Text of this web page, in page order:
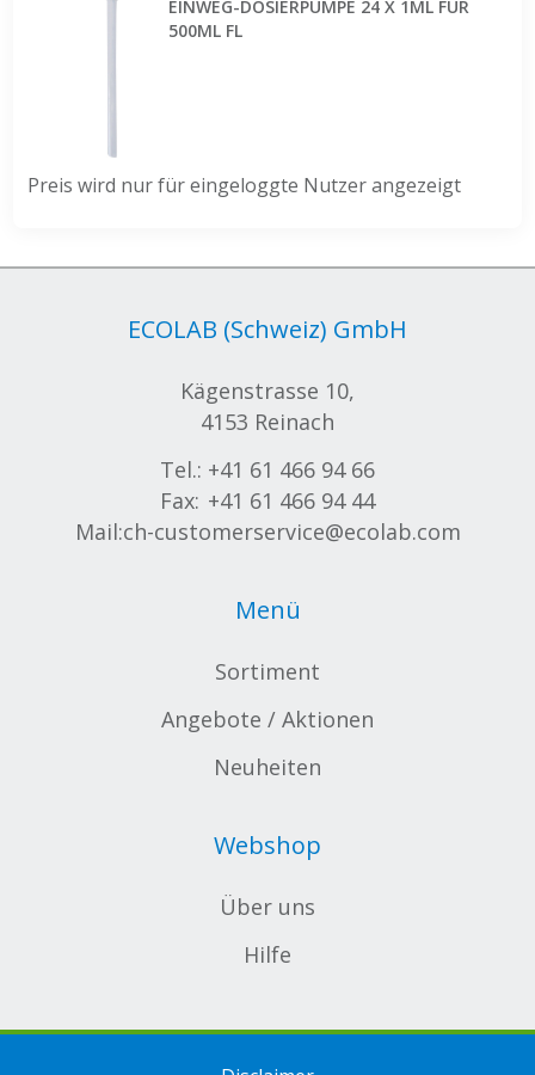
EINWEG-DOSIERPUMPE 24 X 1ML FÜR
500ML FL
Preis wird nur für eingeloggte Nutzer angezeigt
ECOLAB (Schweiz) GmbH
Kägenstrasse 10,
4153 Reinach
Tel.: +41 61 466 94 66
Fax: +41 61 466 94 44
Mail:ch-customerservice@ecolab.com
Menü
Sortiment
Angebote / Aktionen
Neuheiten
Webshop
Über uns
Hilfe